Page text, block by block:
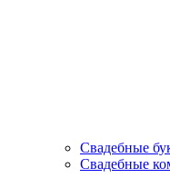
Свадебные
Свадебные